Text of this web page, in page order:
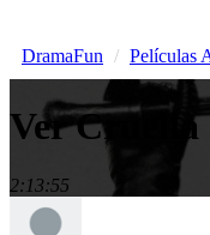
DramaFun Películas
Ver Cruella
2:13:55